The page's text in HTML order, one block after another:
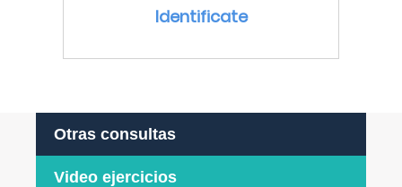
Identificate
Otras consultas
Video ejercicios